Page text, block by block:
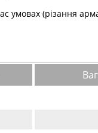
умовах (різання